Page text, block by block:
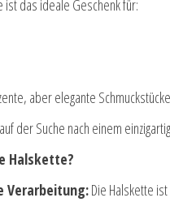
ist das ideale Geschenk für:
aber elegante
der Suche nach einem
Halskette?
Verarbeitung:Die Halskette